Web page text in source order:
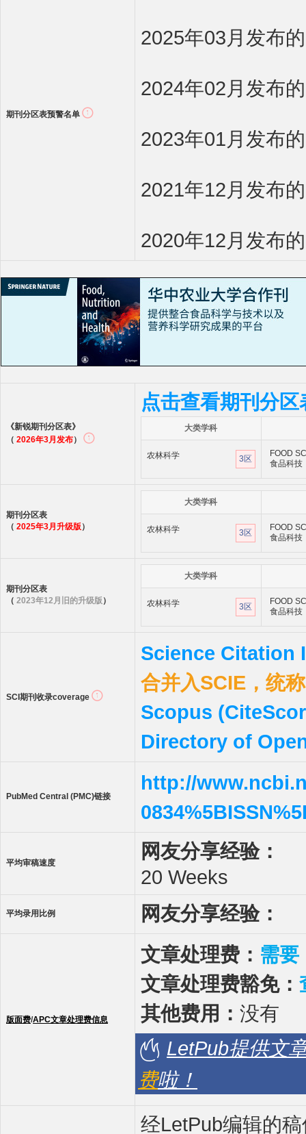
期刊分区表预警名单
2025年03月发布
2024年02月发布
2023年01月发布
2021年12月发布
2020年12月发布
《新锐期刊分区表》
（ 2026年3月发布）
点击查看期刊分区
大类学科
农林科学 3区
FOOD
食品科技
期刊分区表
（ 2025年3月升级版）
大类学科
农林科学 3区
FOOD
食品科技
期刊分区表
（ 2023年12月旧的升级版 ）
大类学科
农林科学 3区
FOOD
食品科技
SCI期刊收录coverage
Science Citation
合并入SCIE，统
Scopus
Directory of
PubMed Central (PMC)链接
http://
平均审稿速度
网友分享经验：
20 Weeks
平均录用比例 网友分享经验：
版面费/APC文章处理费信息
文章处理费： 需要
文章处理费豁免：
其他费用： 没有
LetPub提供文
费啦！
经LetPub编辑的